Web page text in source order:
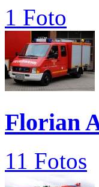
1 Foto
Florian
11 Fotos